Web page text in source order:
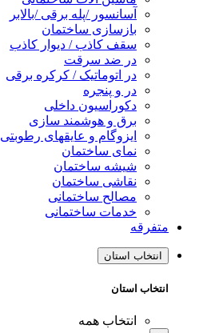
آسانسور /پله برقی /بالابر
بازسازی ساختمان
سقف کاذب / دیوار کاذب
در ضد سرقت
در اتوماتیک / کرکره برقی
در و پنجره
دکوراسیون داخلی
برق و هوشمند سازی
ایزوگام و عایقهای رطوبتی
نمای ساختمان
شیشه ساختمان
نقاشی ساختمان
مصالح ساختمانی
خدمات ساختمانی
متفرقه
انتخاب استان
انتخاب استان
انتخاب همه